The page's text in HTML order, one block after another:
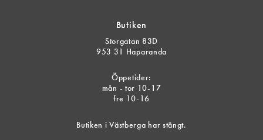
Butiken
Storgatan 83D
953 31 Haparanda
Öppetider:
mån - tor 10-17
fre 10-16
Butiken i Västberga har stängt.